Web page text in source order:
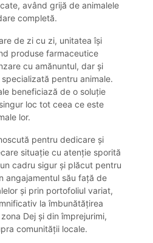
având grijă de animalele
completă.
de zi cu zi, unitatea își
produse farmaceutice
cu amănuntul, dar și
pentru animale.
beneficiază de o soluție
loc tot ceea ce este
lor.
pentru dedicare și
situație cu atenție sporită
cadru sigur și plăcut pentru
angajamentul său față de
și prin portofoliul variat,
la îmbunătățirea
Dej și din împrejurimi,
comunității locale.